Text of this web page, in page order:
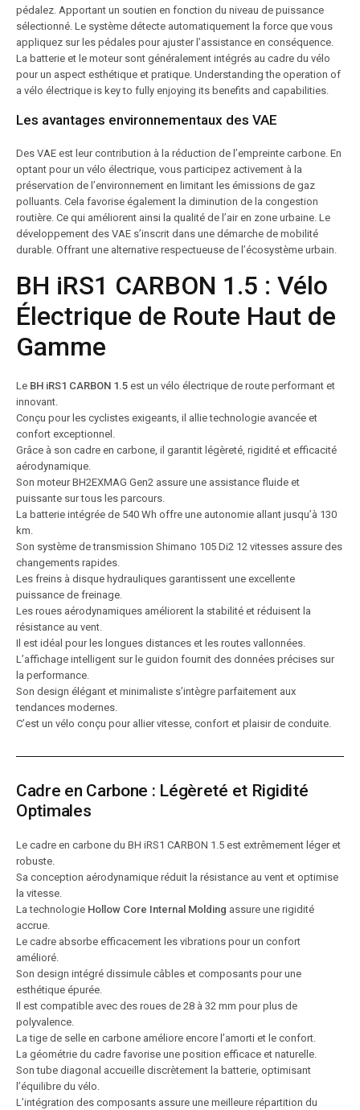
pédalez. Apportant un soutien en fonction du niveau de puissance
sélectionné. Le système détecte automatiquement la force que vous
appliquez sur les pédales pour ajuster l’assistance en conséquence.
La batterie et le moteur sont généralement intégrés au cadre du vélo
pour un aspect esthétique et pratique. Understanding the operation of
a vélo électrique is key to fully enjoying its benefits and capabilities.
Les avantages environnementaux des VAE
Des VAE est leur contribution à la réduction de l’empreinte carbone. En
optant pour un vélo électrique, vous participez activement à la
préservation de l’environnement en limitant les émissions de gaz
polluants. Cela favorise également la diminution de la congestion
routière. Ce qui améliorent ainsi la qualité de l’air en zone urbaine. Le
développement des VAE s’inscrit dans une démarche de mobilité
durable. Offrant une alternative respectueuse de l’écosystème urbain.
BH iRS1 CARBON 1.5 : Vélo
Électrique de Route Haut de
Gamme
Le BH iRS1 CARBON 1.5 est un vélo électrique de route performant et
innovant.
Conçu pour les cyclistes exigeants, il allie technologie avancée et
confort exceptionnel.
Grâce à son cadre en carbone, il garantit légèreté, rigidité et efficacité
aérodynamique.
Son moteur BH2EXMAG Gen2 assure une assistance fluide et
puissante sur tous les parcours.
La batterie intégrée de 540 Wh offre une autonomie allant jusqu’à 130
km.
Son système de transmission Shimano 105 Di2 12 vitesses assure des
changements rapides.
Les freins à disque hydrauliques garantissent une excellente
puissance de freinage.
Les roues aérodynamiques améliorent la stabilité et réduisent la
résistance au vent.
Il est idéal pour les longues distances et les routes vallonnées.
L’affichage intelligent sur le guidon fournit des données précises sur
la performance.
Son design élégant et minimaliste s’intègre parfaitement aux
tendances modernes.
C’est un vélo conçu pour allier vitesse, confort et plaisir de conduite.
Cadre en Carbone : Légèreté et Rigidité
Optimales
Le cadre en carbone du BH iRS1 CARBON 1.5 est extrêmement léger et
robuste.
Sa conception aérodynamique réduit la résistance au vent et optimise
la vitesse.
La technologie Hollow Core Internal Molding assure une rigidité
accrue.
Le cadre absorbe efficacement les vibrations pour un confort
amélioré.
Son design intégré dissimule câbles et composants pour une
esthétique épurée.
Il est compatible avec des roues de 28 à 32 mm pour plus de
polyvalence.
La tige de selle en carbone améliore encore l’amorti et le confort.
La géométrie du cadre favorise une position efficace et naturelle.
Son tube diagonal accueille discrètement la batterie, optimisant
l’équilibre du vélo.
L’intégration des composants assure une meilleure répartition du